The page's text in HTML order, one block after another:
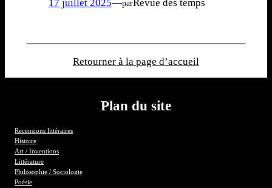
17 juillet 2025—parRevue des temps
Retourner à la page d’accueil
Plan du site
Recensions littéraires
Histoire
Art / Inventions
Littérature
Philosophie / Sociologie
Poésie